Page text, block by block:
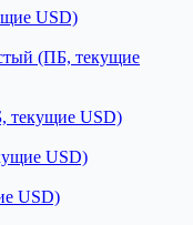
USD)
(ПБ, текущие
текущие USD)
USD)
USD)